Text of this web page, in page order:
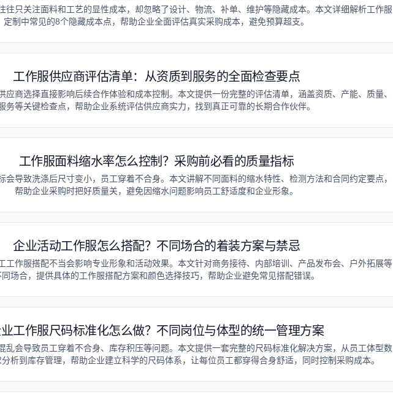
往只关注面料和工艺的显性成本，却忽略了设计、物流、补单、维护等隐藏成本。本文详细解析工作服
定制中常见的8个隐藏成本点，帮助企业全面评估真实采购成本，避免预算超支。
工作服供应商评估清单：从资质到服务的全面检查要点
应商选择直接影响后续合作体验和成本控制。本文提供一份完整的评估清单，涵盖资质、产能、质量、
务等关键检查点，帮助企业系统评估供应商实力，找到真正可靠的长期合作伙伴。
工作服面料缩水率怎么控制？采购前必看的质量指标
会导致洗涤后尺寸变小，员工穿着不合身。本文讲解不同面料的缩水特性、检测方法和合同约定要点，
帮助企业采购时把好质量关，避免因缩水问题影响员工舒适度和企业形象。
企业活动工作服怎么搭配？不同场合的着装方案与禁忌
工作服搭配不当会影响专业形象和活动效果。本文针对商务接待、内部培训、产品发布会、户外拓展等
同场合，提供具体的工作服搭配方案和颜色选择技巧，帮助企业避免常见搭配错误。
工作服尺码标准化怎么做？不同岗位与体型的统一管理方案
乱会导致员工穿着不合身、库存积压等问题。本文提供一套完整的尺码标准化解决方案，从员工体型数
析到库存管理，帮助企业建立科学的尺码体系，让每位员工都穿得合身舒适，同时控制采购成本。